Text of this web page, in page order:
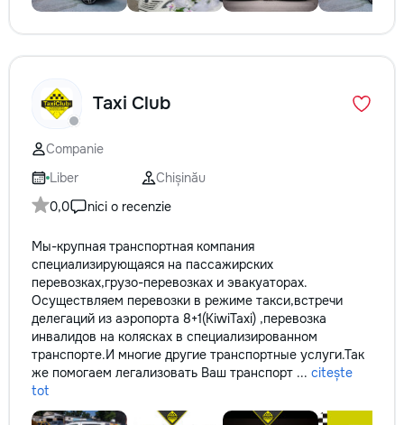
Taxi Club
Companie
Liber
Chișinău
0,0
nici o recenzie
Мы-крупная транспортная компания
специализирующаяся на пассажирских
перевозках,грузо-перевозках и эвакуаторах.
Осуществляем перевозки в режиме такси,встречи
делегаций из аэропорта 8+1(KiwiTaxi) ,перевозка
инвалидов на колясках в специализированном
транспорте.И многие другие транспортные услуги.Так
же помогаем легализовать Ваш транспорт ... citește
tot